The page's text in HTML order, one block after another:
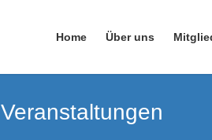
Home Über uns
Veranstaltungen